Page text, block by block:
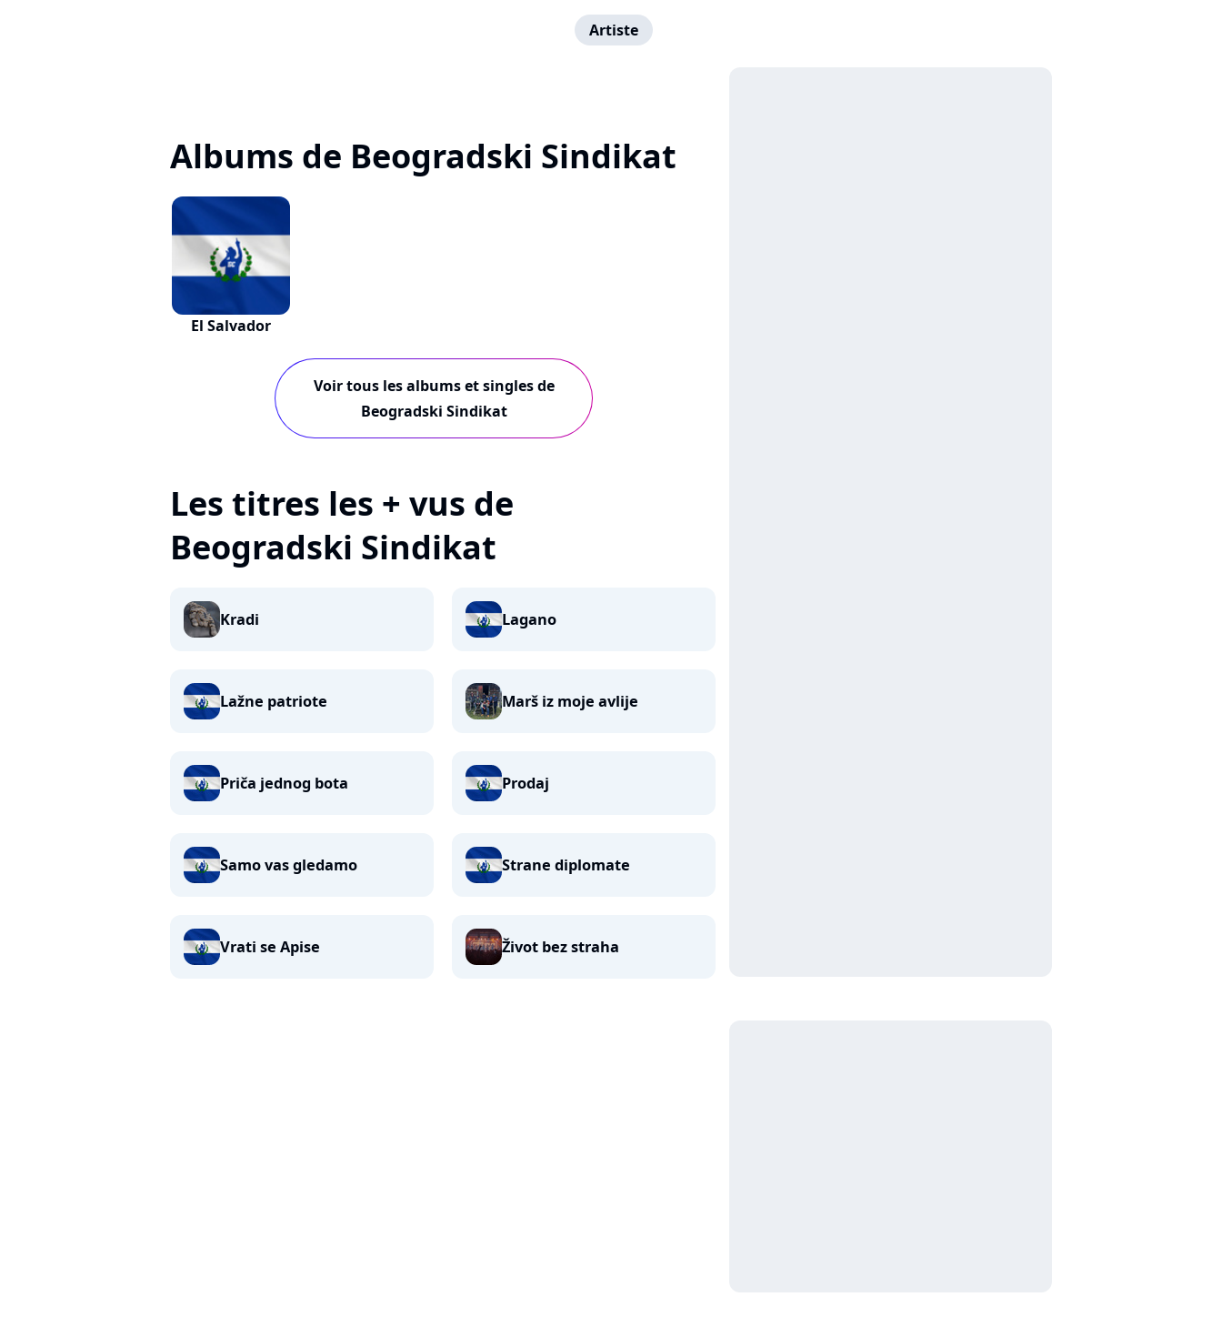
Artiste
Albums de Beogradski Sindikat
El Salvador
Voir tous les albums et singles de
Beogradski Sindikat
Les titres les + vus de
Beogradski Sindikat
Kradi Lagano
Lažne patriote Marš iz moje avlije
Priča jednog bota Prodaj
Samo vas gledamo Strane diplomate
Vrati se Apise Život bez straha